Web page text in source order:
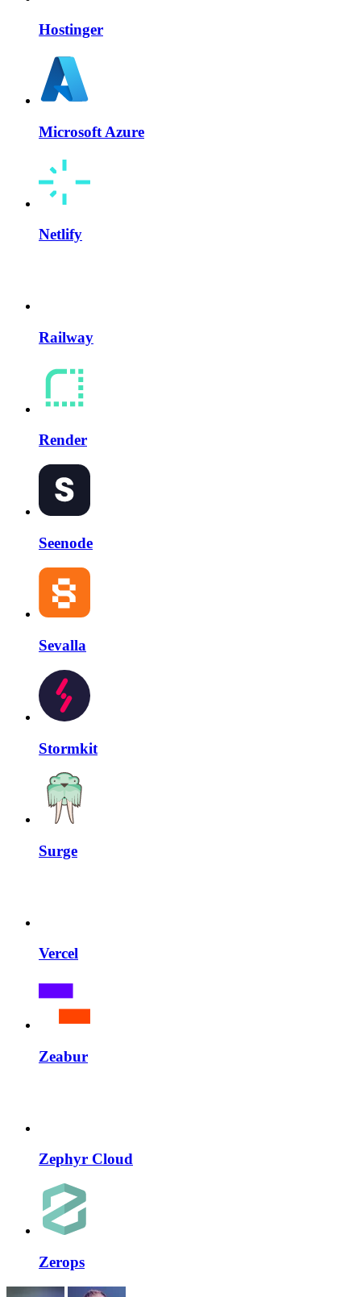
Hostinger
Microsoft Azure
Netlify
Railway
Render
Seenode
Sevalla
Stormkit
Surge
Vercel
Zeabur
Zephyr Cloud
Zerops